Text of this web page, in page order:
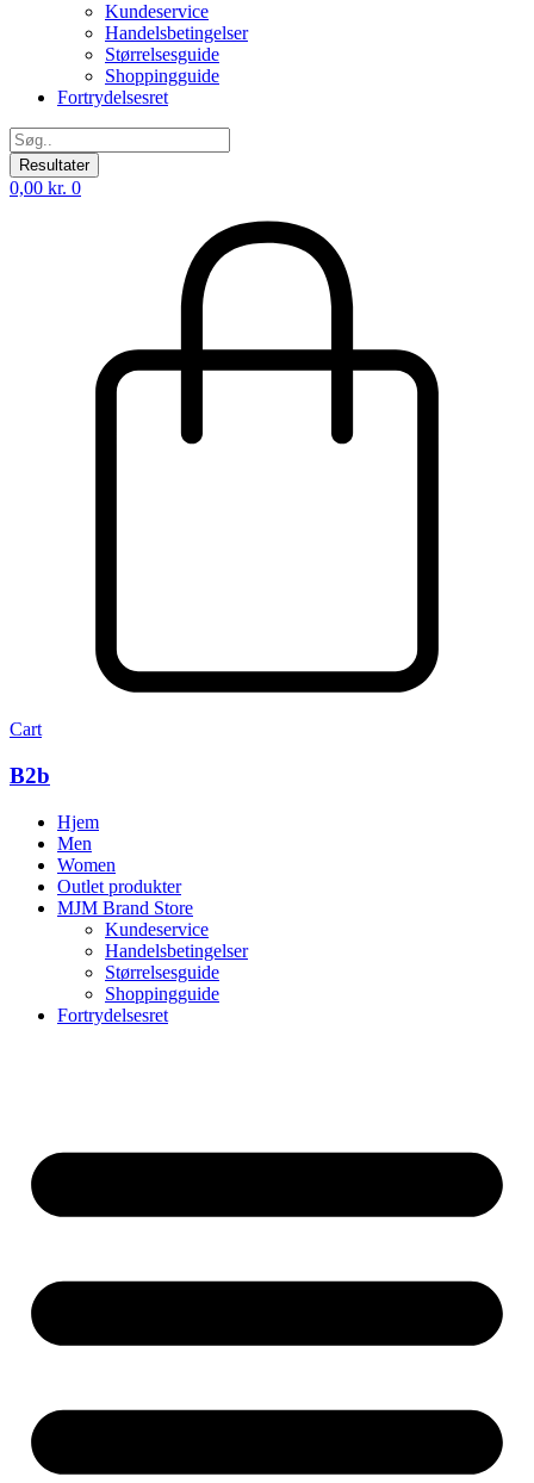
Kundeservice
Handelsbetingelser
Størrelsesguide
Shoppingguide
Fortrydelsesret
Search
...Resultater
0,00 kr. 0
Cart
B2b
Hjem
Men
Women
Outlet produkter
MJM Brand Store
Kundeservice
Handelsbetingelser
Størrelsesguide
Shoppingguide
Fortrydelsesret